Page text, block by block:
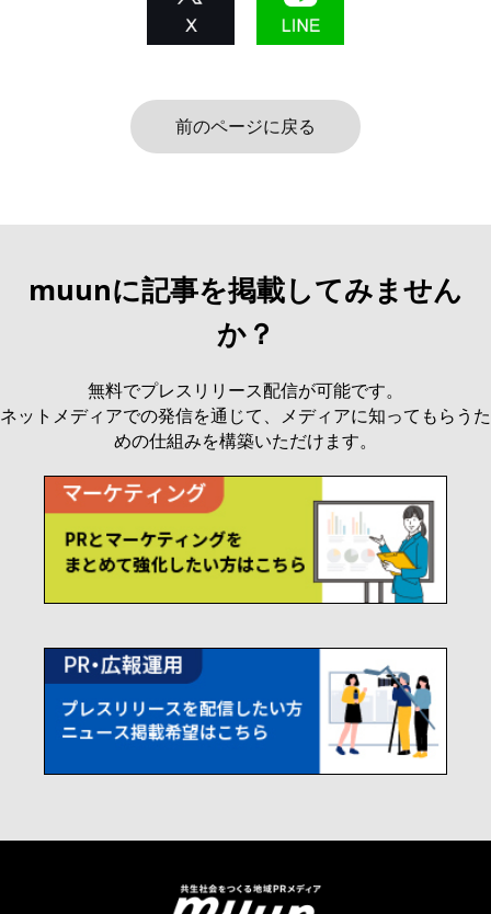
前のページに戻る
muunに記事を掲載してみません
か？
無料でプレスリリース配信が可能です。
ネットメディアでの発信を通じて、メディアに知ってもらうた
めの仕組みを構築いただけます。